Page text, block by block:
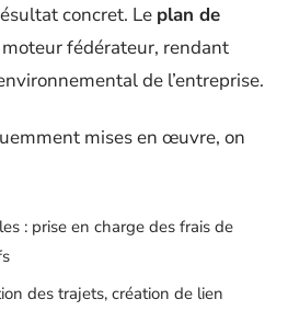
concret. Le plan de
fédérateur, rendant
de l’entreprise.
mises en œuvre, on
: prise en charge des frais de
des trajets, création de lien